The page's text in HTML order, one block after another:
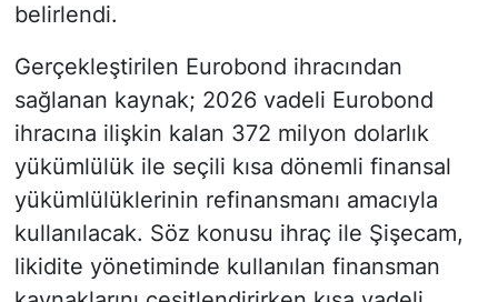
belirlendi.
Gerçekleştirilen Eurobond ihracından
sağlanan kaynak; 2026 vadeli Eurobond
ihracına ilişkin kalan 372 milyon dolarlık
yükümlülük ile seçili kısa dönemli finansal
yükümlülüklerinin refinansmanı amacıyla
kullanılacak. Söz konusu ihraç ile Şişecam,
likidite yönetiminde kullanılan finansman